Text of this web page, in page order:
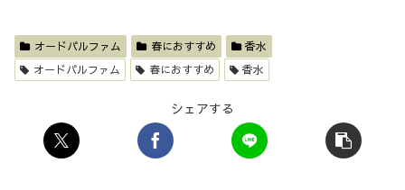
オードパルファム 春におすすめ
香水
オードパルファム
春におすすめ 香水
シェアする